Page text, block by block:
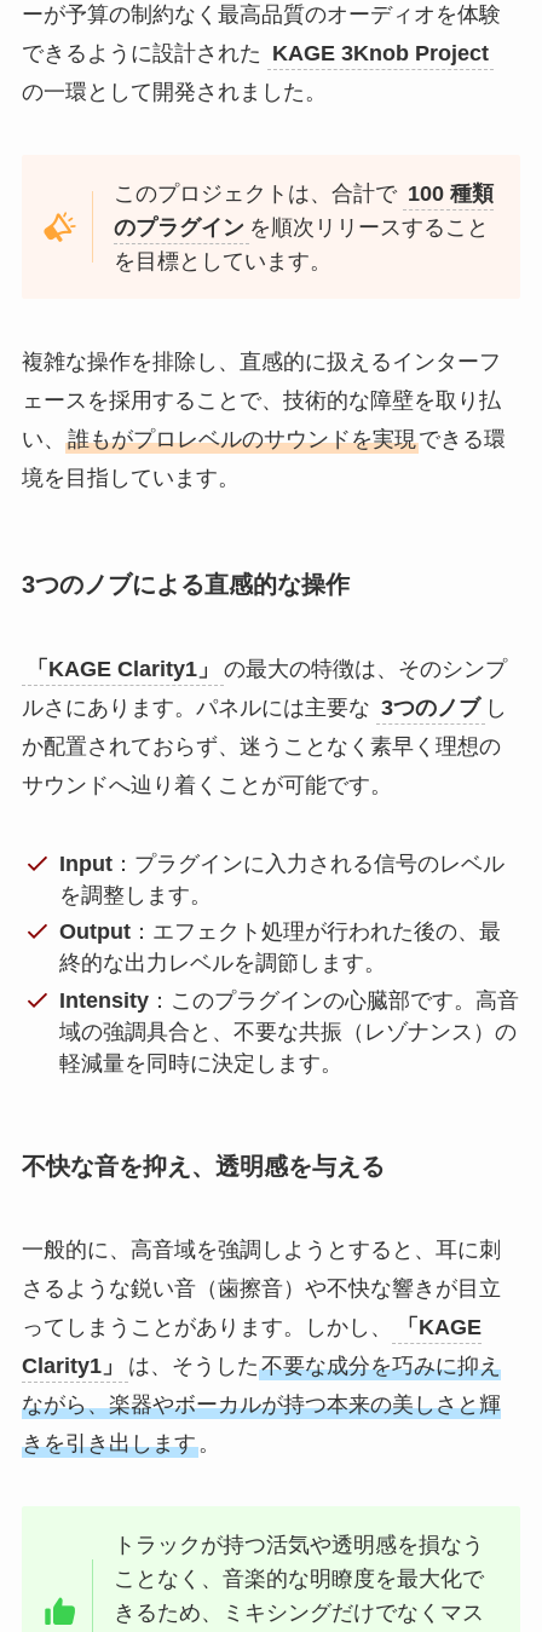
ーが予算の制約なく最高品質のオーディオを体験
できるように設計された KAGE 3Knob Project
の一環として開発されました。
このプロジェクトは、合計で 100 種類
のプラグイン を順次リリースすること
を目標としています。
複雑な操作を排除し、直感的に扱えるインターフ
ェースを採用することで、技術的な障壁を取り払
い、 誰もがプロレベルのサウンドを実現できる環
境を目指しています。
3つのノブによる直感的な操作
「KAGE Clarity1」
の最大の特徴は、そのシンプ
ルさにあります。パネルには主要な 3つのノブ し
か配置されておらず、迷うことなく素早く理想の
サウンドへ辿り着くことが可能です。
Input ：プラグインに入力される信号のレベル
を調整します。
Output ：エフェクト処理が行われた後の、最
終的な出力レベルを調節します。
Intensity ：このプラグインの心臓部です。高音
域の強調具合と、不要な共振（レゾナンス）の
軽減量を同時に決定します。
不快な音を抑え、透明感を与える
一般的に、高音域を強調しようとすると、耳に刺
さるような鋭い音（歯擦音）や不快な響きが目立
ってしまうことがあります。しかし、
「KAGE
Clarity1」
は、そうした不要な成分を巧みに抑え
ながら、楽器やボーカルが持つ本来の美しさと輝
きを引き出します。
トラックが持つ活気や透明感を損なう
ことなく、音楽的な明瞭度を最大化で
きるため、ミキシングだけでなくマス